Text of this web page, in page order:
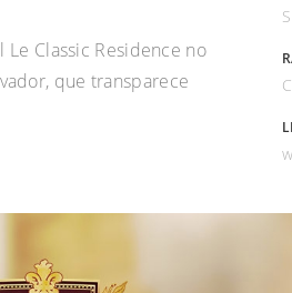
Classic Residence no
que transparece